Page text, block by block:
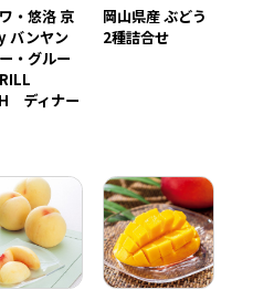
・悠洛 京
バンヤン
・グルー
ディナー
岡山県産 ぶどう
2種詰合せ